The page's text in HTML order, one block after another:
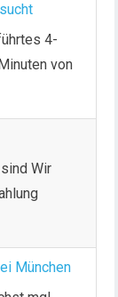
4-
von
Wir
München